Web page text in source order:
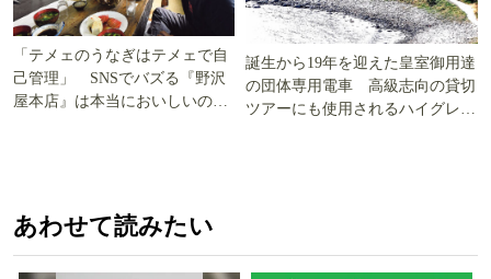
「テメェのうなぎはテメェで自
己管理」 SNSでバズる『野沢
屋本店』は本当においしいの
誕生から19年を迎えた皇室御用達
の団体専用電車 高級志向の貸切
ツアーにも使用されるハイグレー
あわせて読みたい